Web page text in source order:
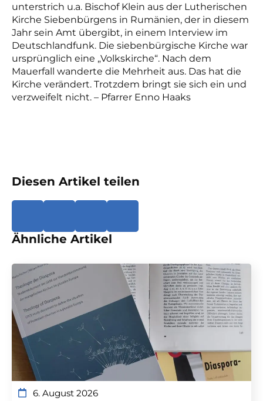
unterstrich u.a. Bischof Klein aus der Lutherischen
Kirche Siebenbürgens in Rumänien, der in diesem
Jahr sein Amt übergibt, in einem Interview im
Deutschlandfunk. Die siebenbürgische Kirche war
ursprünglich eine „Volkskirche“. Nach dem
Mauerfall wanderte die Mehrheit aus. Das hat die
Kirche verändert. Trotzdem bringt sie sich ein und
verzweifelt nicht. – Pfarrer Enno Haaks
Diesen Artikel teilen
Ähnliche Artikel
6. August 2026